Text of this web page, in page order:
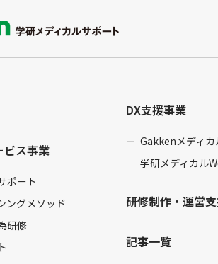
ビス事業
ポート
ングメソッド
研修
DX支援事業
Gakkenメディ
学研メディカル
研修制作・運営
記事一覧